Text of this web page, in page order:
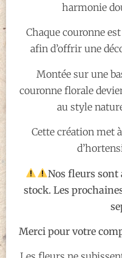
harmonie
Chaque couronne
afin d’offrir une
Montée sur une
couronne florale
au style
Cette création met
Nos fleurs sont
stock. Les
Merci pour votre